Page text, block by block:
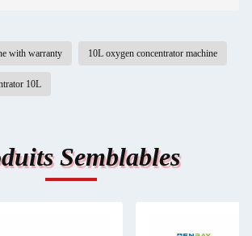
with warranty 10L oxygen concentrator machine
10L
Semblables